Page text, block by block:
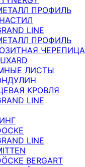
ПРОФИЛЬ
LINE
ПРОФИЛЬ
ЧЕРЕПИЦА
ЛИСТЫ
КРОВЛЯ
LINE
LINE
BERGART